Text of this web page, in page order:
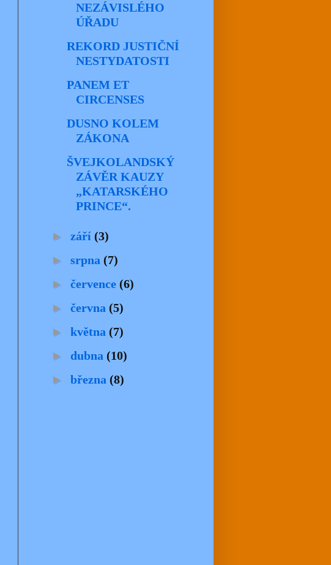
NEZÁVISLÉHO
ÚŘADU
REKORD JUSTIČNÍ
NESTYDATOSTI
PANEM ET
CIRCENSES
DUSNO KOLEM
ZÁKONA
ŠVEJKOLANDSKÝ
ZÁVĚR KAUZY
„KATARSKÉHO
PRINCE“.
► září (3)
► srpna (7)
► července (6)
► června (5)
► května (7)
► dubna (10)
► března (8)